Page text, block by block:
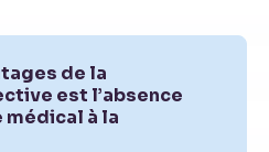
de la
est l’absence
à la